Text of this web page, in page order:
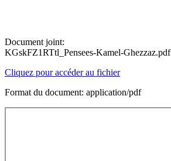
Document joint:
KGskFZ1RTtl_Pensees-Kamel-Ghezzaz.pdf
Cliquez pour accéder au fichier
Format du document: application/pdf